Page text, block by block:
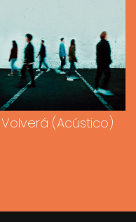
Volverá (Acústico)